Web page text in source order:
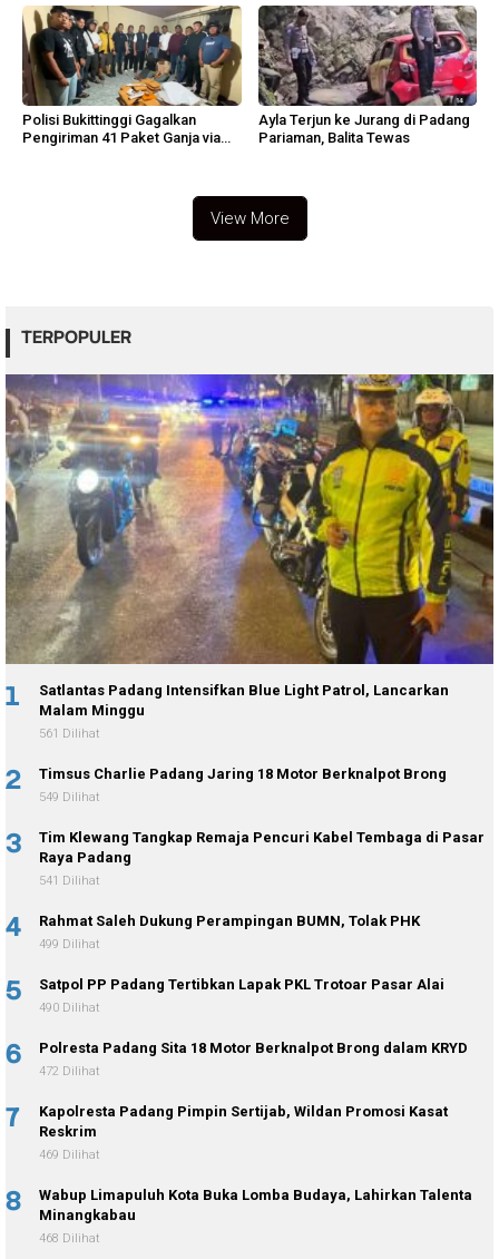
Polisi Bukittinggi Gagalkan
Pengiriman 41 Paket Ganja via
Ayla Terjun ke Jurang di Padang
Pariaman, Balita Tewas
View More
TERPOPULER
1
Satlantas Padang Intensifkan Blue Light Patrol, Lancarkan
Malam Minggu
561 Dilihat
2 Timsus Charlie Padang Jaring 18 Motor Berknalpot Brong
549 Dilihat
3
Tim Klewang Tangkap Remaja Pencuri Kabel Tembaga di Pasar
Raya Padang
541 Dilihat
4 Rahmat Saleh Dukung Perampingan BUMN, Tolak PHK
499 Dilihat
5 Satpol PP Padang Tertibkan Lapak PKL Trotoar Pasar Alai
490 Dilihat
6 Polresta Padang Sita 18 Motor Berknalpot Brong dalam KRYD
472 Dilihat
7
Kapolresta Padang Pimpin Sertijab, Wildan Promosi Kasat
Reskrim
469 Dilihat
8
Wabup Limapuluh Kota Buka Lomba Budaya, Lahirkan Talenta
Minangkabau
468 Dilihat